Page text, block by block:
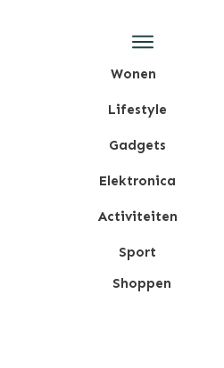
Wonen
Lifestyle
Gadgets
Elektronica
Activiteiten
Sport
Shoppen